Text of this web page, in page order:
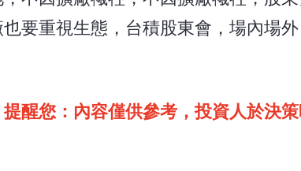
要重視生態，台積股東會，場內場外
提醒您：內容僅供參考，投資人於決